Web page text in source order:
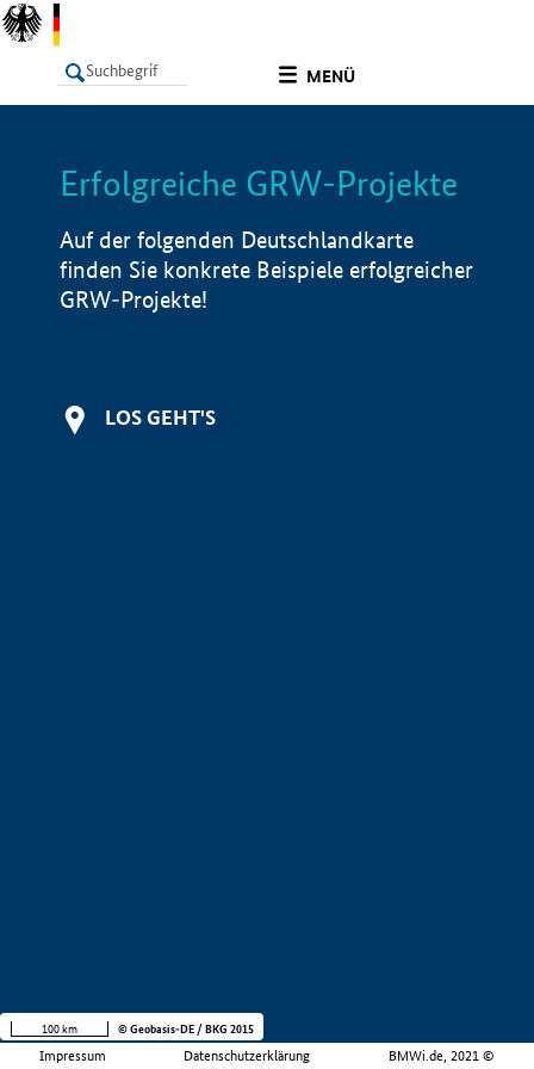
MENÜ
LISTE Info
Erfolgreiche GRW-Projekte
Auf der folgenden Deutschlandkarte
finden Sie konkrete Beispiele erfolgreicher
GRW-Projekte!
LOS GEHT'S
Impressum Datenschutzerklärung BMWi.de, 2021 ©
100 km © Geobasis-DE / BKG 2015